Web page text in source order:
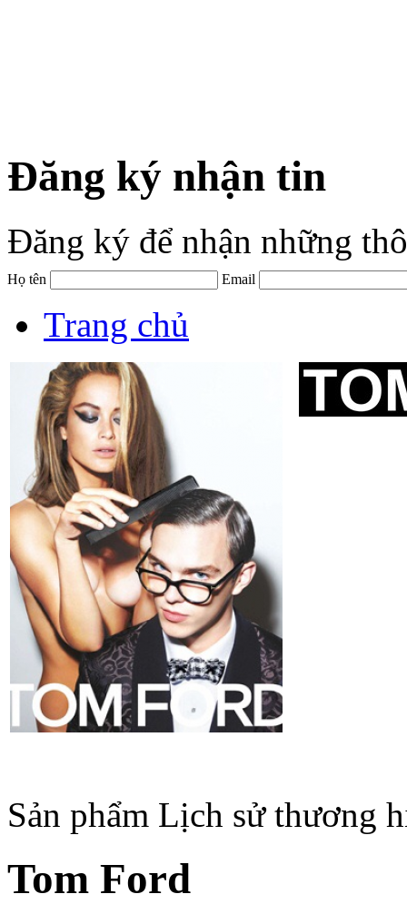
Đăng ký nhận tin
Đăng ký để nhận những
Họ tên Email
Trang chủ
Sản phẩm Lịch sử thương
Tom Ford